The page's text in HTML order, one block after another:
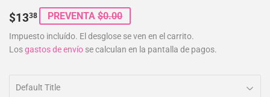
$1338 $13.38
PREVENTA $0.00
Impuesto incluído. El desglose se ven en el carrito.
Losgastos de envío se calculan en la pantalla de pagos.